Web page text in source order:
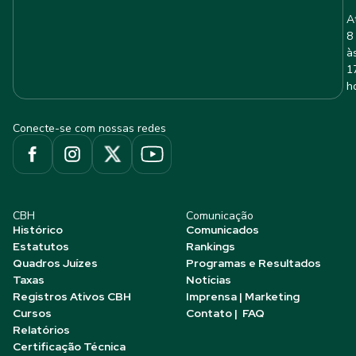
8
Conecte-se com nossas redes
CBH
Histórico
Estatutos
Quadros Juízes
Taxas
Registros Ativos CBH
Cursos
Relatórios
Certificação Técnica
Comunicação
Comunicados
Rankings
Programas e Resultados
Notícias
Imprensa | Marketing
Contato | FAQ